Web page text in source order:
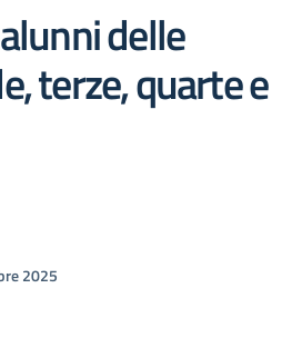
delle
terze, quarte e
2025